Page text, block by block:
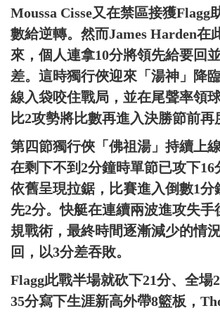
Moussa Cisse又在禁區接獲Flagg
數給逆轉。然而James Harden在
來，個人連拿10分將領先給要回
差。這時獨行俠迎來「湯神」降
線入袋咬住戰局，並在尾聲率領
比2攻勢將比數再進入決勝節前再
第四節獨行俠「佛祖湯」持續上
在剩下不到2分鐘時單節已攻下16
依舊呈現拉鋸，比賽進入倒數1分
先2分。快艇在連續兩波進攻失手
規戰術，最終時間逐漸減少的情
回，以3分差吞敗。
Flagg此戰半場就砍下21分、全場
35分寫下生涯新高外帶8籃板，